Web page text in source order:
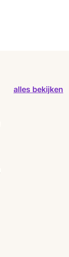
alles bekijken